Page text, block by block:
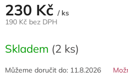
230 Kč / ks
190 Kč bez DPH
cena:
Skladem (2 ks)
Můžeme doručit do: 11.8.2026